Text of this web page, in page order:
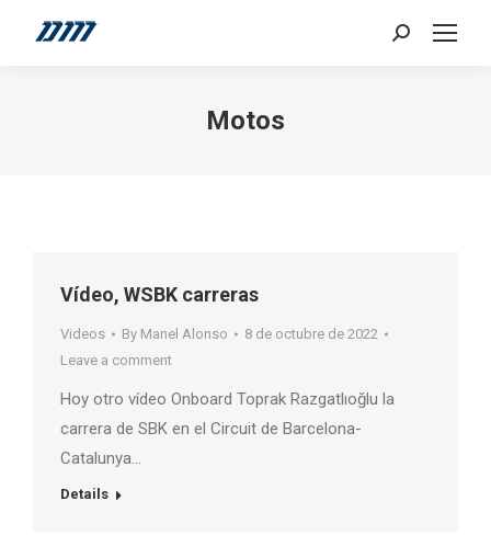
Search:
Motos
Vídeo, WSBK carreras
Videos By Manel Alonso
8 de octubre de 2022
Leave a comment
Hoy otro vídeo Onboard Toprak Razgatlıoğlu la
carrera de SBK en el Circuit de Barcelona-
Catalunya…
Details